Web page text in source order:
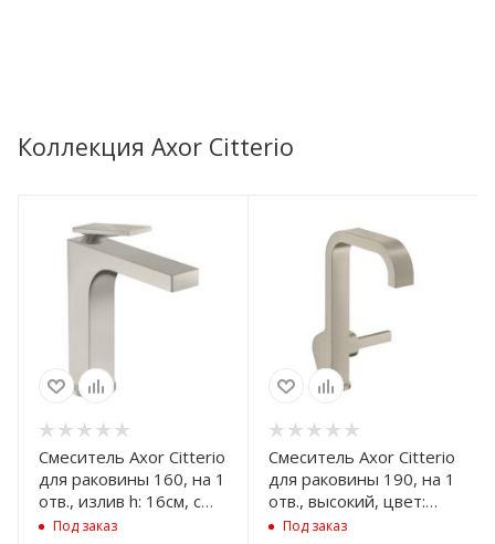
Коллекция Axor Citterio
Смеситель Axor Citterio
для раковины 160, на 1
отв., излив h: 16см, с
текстурой, цвет: сталь
Под заказ
Смеситель Axor Citterio
для раковины 190, на 1
отв., высокий, цвет:
шлифованный никель
Под заказ